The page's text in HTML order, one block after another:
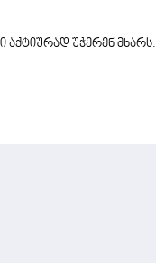
აქტიურად უჭერენ მხარს.